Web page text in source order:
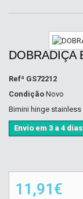
DOBRADIÇA
Refª GS72212
Condição Novo
Bimini hinge stainless
Envio em 3 a 4
11,91€